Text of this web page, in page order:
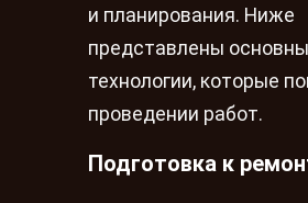
и планирования. Ниже
представлены
технологии, которые
проведении работ.
Подготовка к